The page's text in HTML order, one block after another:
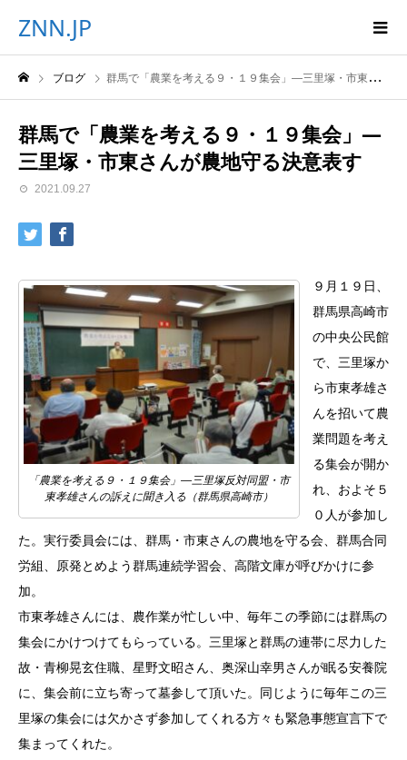
ZNN.JP
ブログ 群馬で「農業を考える９・１９集会」―三里塚・市東さんが農地守る決意表す
群馬で「農業を考える９・１９集会」―
三里塚・市東さんが農地守る決意表す
2021.09.27
「農業を考える９・１９集会」―三里塚反対同盟・市
東孝雄さんの訴えに聞き入る（群馬県高崎市）
９月１９日、
群馬県高崎市
の中央公民館
で、三里塚か
ら市東孝雄さ
んを招いて農
業問題を考え
る集会が開か
れ、およそ５
０人が参加し
た。実行委員会には、群馬・市東さんの農地を守る会、群馬合同
労組、原発とめよう群馬連続学習会、高階文庫が呼びかけに参
加。
市東孝雄さんには、農作業が忙しい中、毎年この季節には群馬の
集会にかけつけてもらっている。三里塚と群馬の連帯に尽力した
故・青柳晃玄住職、星野文昭さん、奥深山幸男さんが眠る安養院
に、集会前に立ち寄って墓参して頂いた。同じように毎年この三
里塚の集会には欠かさず参加してくれる方々も緊急事態宣言下で
集まってくれた。